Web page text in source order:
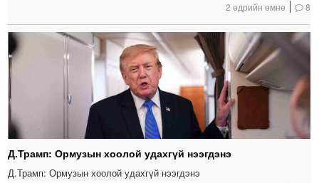
2 өдрийн өмнө 8
Д.Трамп: Ормузын хоолой удахгүй нээгдэнэ
Д.Трамп: Ормузын хоолой удахгүй нээгдэнэ